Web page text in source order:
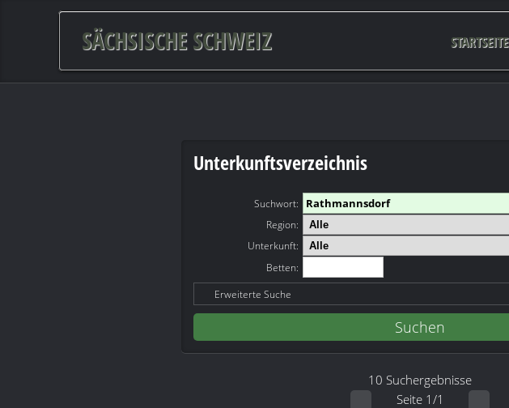
SÄCHSISCHE SCHWEIZ STARTSEITE
Unterkunftsverzeichnis
Suchwort:
Region:
Unterkunft:
Betten:
Erweiterte Suche
10 Suchergebnisse
Seite 1/1